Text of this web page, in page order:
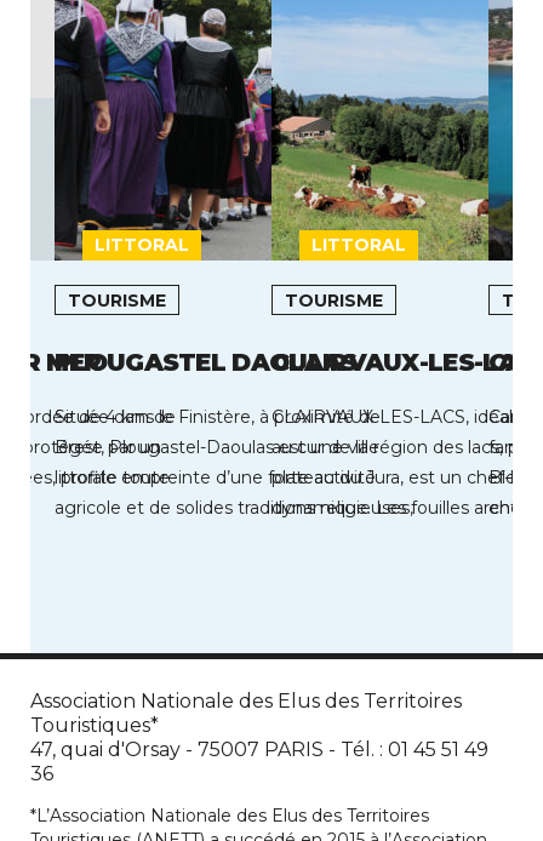
LITTORAL
MER
bordée de 4 km de
protégée par un
profite toute
LITTORAL
TOURISME
PLOUGASTEL DAOULAS
Située dans le Finistère, à proximité de
Brest, Plougastel-Daoulas est une ville
littorale empreinte d’une forte activité
agricole et de solides traditions religieuses,
TOURISME
CLAIRVAUX-LES-
CLAIRVAUX-LES-LACS,
au cur de la région des lacs,
plateau du Jura, est un chef-
dynamique. Les fouilles
entre
Association Nationale des Elus des Territoires
Touristiques*
47, quai d'Orsay - 75007 PARIS - Tél. : 01 45 51 49
36
*L’Association Nationale des Elus des Territoires